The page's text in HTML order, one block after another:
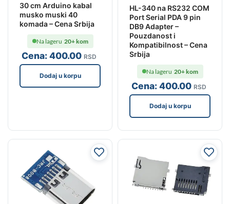
30 cm Arduino kabal
musko muski 40
komada – Cena Srbija
Cena:400.00 RSD
Na lageru 20+ kom
Dodaj u korpu
HL-340 na RS232 COM
Port Serial PDA 9 pin
DB9 Adapter –
Pouzdanost i
Kompatibilnost – Cena
Srbija
Cena:400.00 RSD
Na lageru 20+ kom
Dodaj u korpu